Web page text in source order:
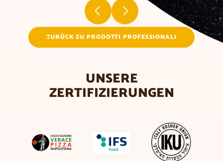
ZURÜCK ZU PRODOTTI PROFESSIONALI
UNSERE
ZERTIFIZIERUNGEN